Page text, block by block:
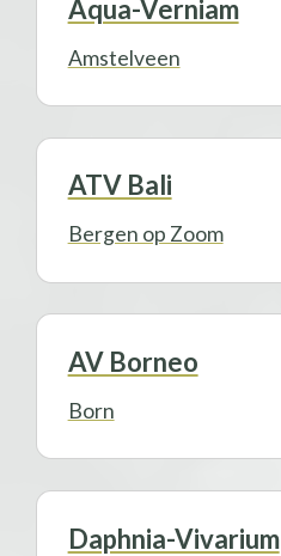
Aqua-Verniam
Amstelveen
ATV Bali
Bergen op Zoom
AV Borneo
Born
Daphnia-Vivarium